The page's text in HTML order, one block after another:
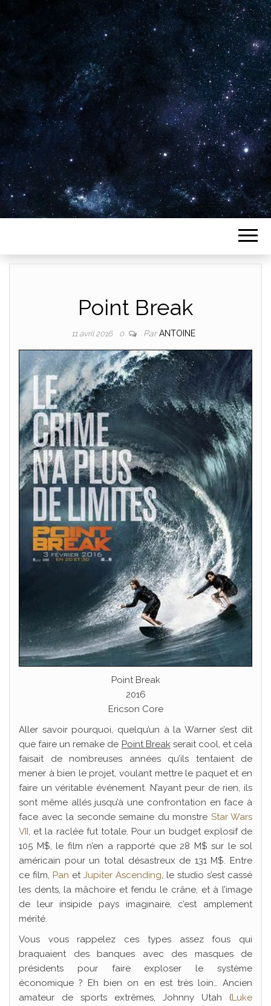
Plus de 2800 critiques de films
Point Break
11 avril 2016 0 ParANTOINE
Point Break
2016
Ericson Core
Aller savoir pourquoi, quelqu’un à la Warner s’est dit
que faire un remake de Point Breakserait cool, et cela
faisait de nombreuses années qu’ils tentaient de
mener à bien le projet, voulant mettre le paquet et en
faire un véritable événement. N’ayant peur de rien, ils
sont même allés jusqu’à une confrontation en face à
face avec la seconde semaine du monstre Star Wars
VII, et la raclée fut totale. Pour un budget explosif de
105 M$, le film n’en a rapporté que 28 M$ sur le sol
américain pour un total désastreux de 131 M$. Entre
ce film, Pan et Jupiter Ascending, le studio s’est cassé
les dents, la mâchoire et fendu le crâne, et à l’image
de leur insipide pays imaginaire, c’est amplement
mérité.
Vous vous rappelez ces types assez fous qui
braquaient des banques avec des masques de
présidents pour faire exploser le système
économique ? Eh bien on en est très loin… Ancien
amateur de sports extrêmes, Johnny Utah (Luke